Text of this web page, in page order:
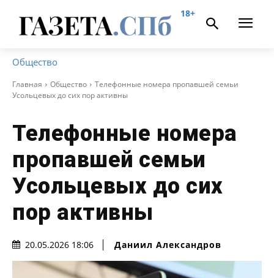
18+
Общество
Главная Общество
Телефонные номера пропавшей семьи
Усольцевых до сих пор активны
Телефонные номера
пропавшей семьи
Усольцевых до сих
пор активны
20.05.2026 18:06 Даниил Александров